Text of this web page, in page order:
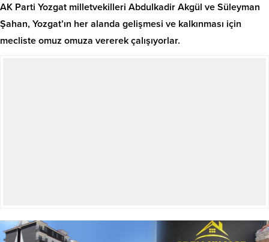
AK Parti Yozgat milletvekilleri Abdulkadir Akgül ve Süleyman
Şahan, Yozgat’ın her alanda gelişmesi ve kalkınması için
mecliste omuz omuza vererek çalışıyorlar.